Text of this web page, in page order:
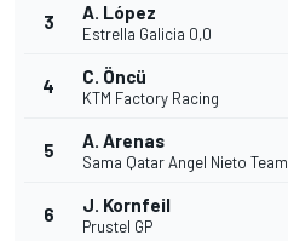
3 A. López
Estrella Galicia 0,0
4 C. Öncü
KTM Factory Racing
5 A. Arenas
Sama Qatar Angel Nieto Team
6 J. Kornfeil
Prustel GP